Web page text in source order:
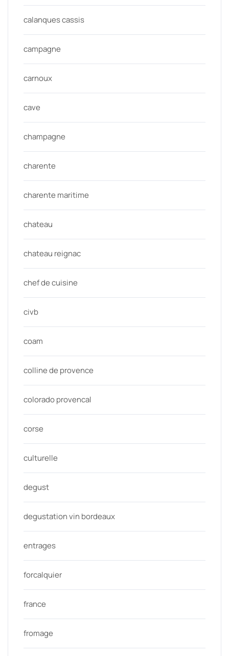
calanques cassis
campagne
carnoux
cave
champagne
charente
charente maritime
chateau
chateau reignac
chef de cuisine
civb
coam
colline de provence
colorado provencal
corse
culturelle
degust
degustation vin bordeaux
entrages
forcalquier
france
fromage